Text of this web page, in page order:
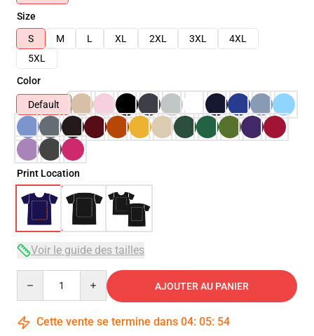
Size
S
M L XL 2XL 3XL
4XL
5XL
Color
Default
Print Location
Voir le guide des tailles
AJOUTER AU PANIER
Cette vente se termine dans 04: 05: 54